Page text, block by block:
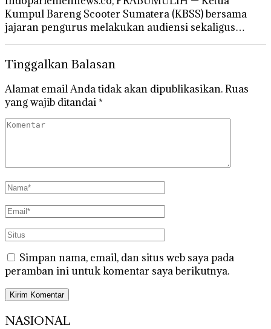
Kumpul Bareng Scooter Sumatera (KBSS) bersama
jajaran pengurus melakukan audiensi sekaligus…
Tinggalkan Balasan
Alamat email Anda tidak akan dipublikasikan.Ruas
yang wajib ditandai *
Simpan nama, email, dan situs web saya pada
peramban ini untuk komentar saya berikutnya.
NASIONAL